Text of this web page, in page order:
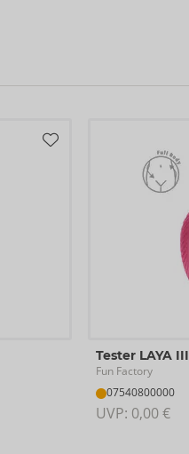
Tester LAYA III
Fun Factory
07540800000
UVP: 0,00 €